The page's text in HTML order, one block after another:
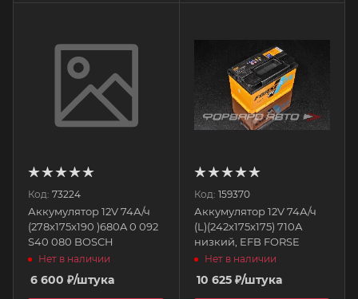
Код: 73224
Аккумулятор 12V 74А/ч
(278x175x190 )680A 0 092
S40 080 BOSCH
Нет в наличии
6 600 ₽/штука
Код: 159370
Аккумулятор 12V 74А/ч
(L)(242x175x175) 710А
низкий, EFB FORSE
Нет в наличии
10 625₽/штука